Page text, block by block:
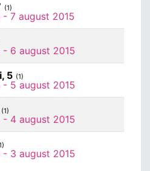
(1)
- 7 august 2015
- 6 august 2015
5 (1)
- 5 august 2015
(1)
- 4 august 2015
- 3 august 2015